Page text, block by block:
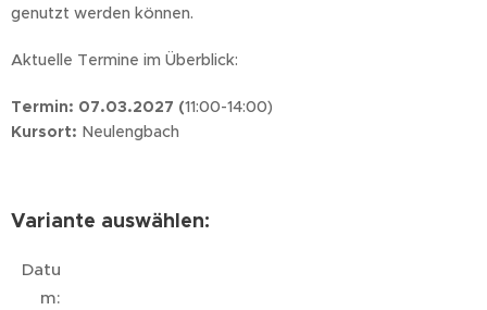
genutzt werden können.
Aktuelle Termine im Überblick:
Termin: 07.03.2027 (11:00-14:00)
Kursort: Neulengbach
Variante auswählen:
Datu
m: